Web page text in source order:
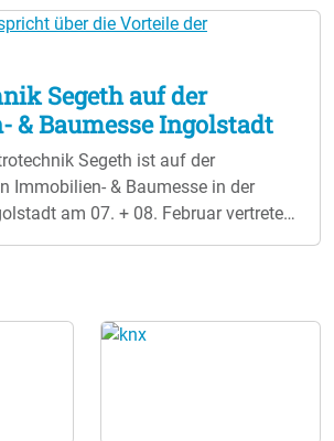
Segeth auf der
& Baumesse Ingolstadt
Segeth ist auf der
Immobilien- & Baumesse in der
am 07. + 08. Februar vertreten.
dreht sich alles um Bauen und
moderne Haustechnik. Ein
liegt auf Photovoltaik,
und energetischer